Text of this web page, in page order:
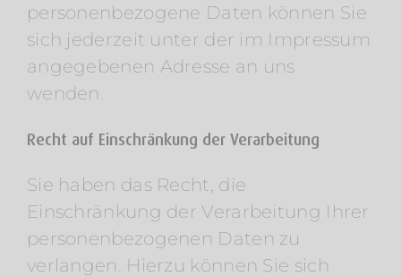
personenbezogene Daten können Sie
sich jederzeit unter der im Impressum
angegebenen Adresse an uns
wenden.
Recht auf Einschränkung der Verarbeitung
Sie haben das Recht, die
Einschränkung der Verarbeitung Ihrer
personenbezogenen Daten zu
verlangen. Hierzu können Sie sich